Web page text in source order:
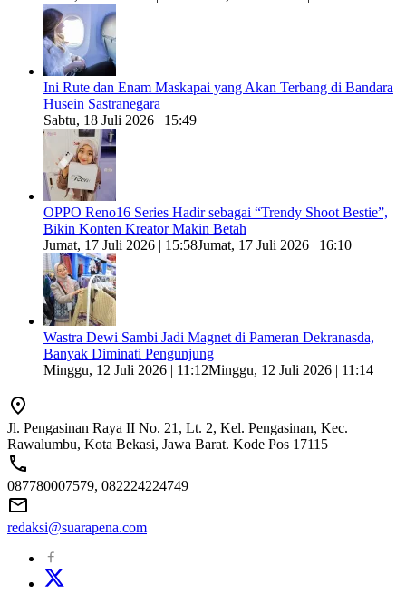
Ini Rute dan Enam Maskapai yang Akan Terbang di Bandara
Husein Sastranegara
Sabtu, 18 Juli 2026 | 15:49
OPPO Reno16 Series Hadir sebagai “Trendy Shoot Bestie”,
Bikin Konten Kreator Makin Betah
Jumat, 17 Juli 2026 | 15:58Jumat, 17 Juli 2026 | 16:10
Wastra Dewi Sambi Jadi Magnet di Pameran Dekranasda,
Banyak Diminati Pengunjung
Minggu, 12 Juli 2026 | 11:12Minggu, 12 Juli 2026 | 11:14
Jl. Pengasinan Raya II No. 21, Lt. 2, Kel. Pengasinan, Kec.
Rawalumbu, Kota Bekasi, Jawa Barat. Kode Pos 17115
087780007579, 082224224749
redaksi@suarapena.com